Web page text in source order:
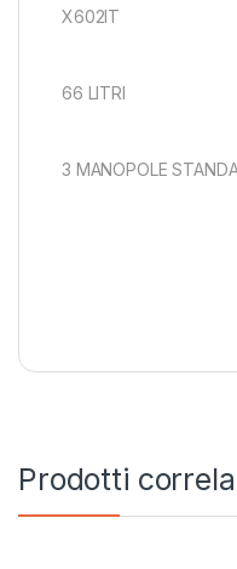
X602IT
66 LITRI
3 MANOPOLE
Prodotti